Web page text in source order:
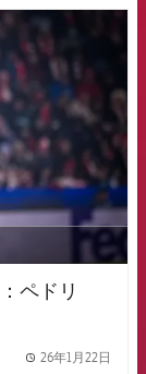
badge
ペドリ
26年1月22日